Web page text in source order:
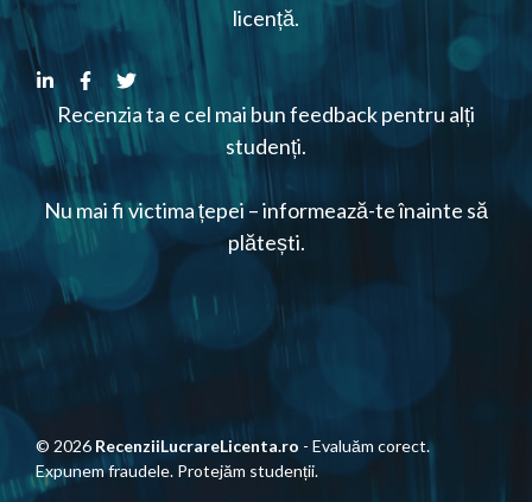
licență.
Recenzia ta e cel mai bun feedback pentru alți
studenți.
Nu mai fi victima țepei – informează-te înainte să
plătești.
© 2026 RecenziiLucrareLicenta.ro - Evaluăm corect.
Expunem fraudele. Protejăm studenții.